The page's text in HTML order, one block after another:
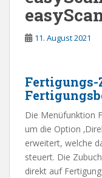
11. August 2021
Die Menüfunktion
um die Option
erweitert, welche
steuert. Die
direkt auf